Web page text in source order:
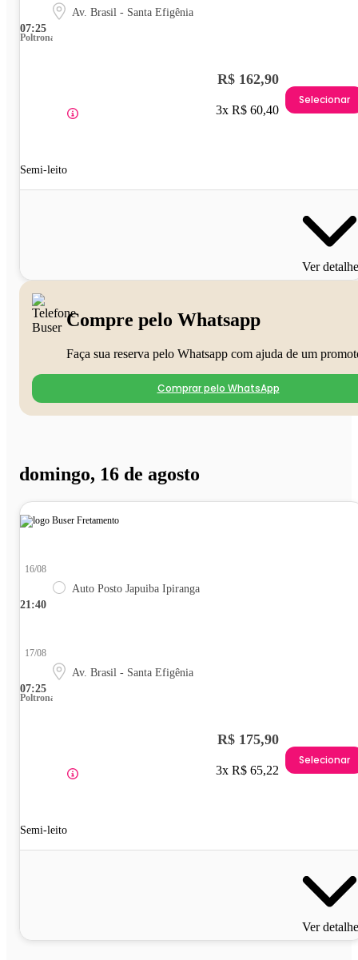
07:25
Av. Brasil - Santa Efigênia
Poltrona
Semi-leito
R$ 162,90
3x R$ 60,40
Selecionar
Ver
Compre pelo Whatsapp
Faça sua reserva pelo Whatsapp com ajuda de um
Comprar pelo WhatsApp
domingo, 16 de agosto
21:40
16/08
Auto Posto Japuiba Ipiranga
07:25
17/08
Av. Brasil - Santa Efigênia
Poltrona
Semi-leito
R$ 175,90
3x R$ 65,22
Selecionar
Ver